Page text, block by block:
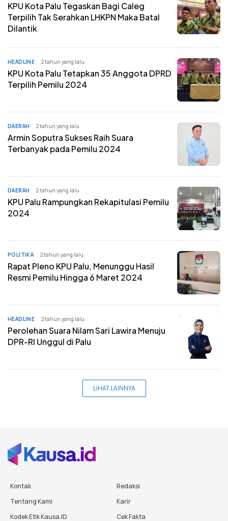
KPU Kota Palu Tegaskan Bagi Caleg
Terpilih Tak Serahkan LHKPN Maka Batal
Dilantik
HEADLINE 2 tahun yang lalu
KPU Kota Palu Tetapkan 35 Anggota DPRD
Terpilih Pemilu 2024
DAERAH 2 tahun yang lalu
Armin Soputra Sukses Raih Suara
Terbanyak pada Pemilu 2024
DAERAH 2 tahun yang lalu
KPU Palu Rampungkan Rekapitulasi Pemilu
2024
POLITIKA 2 tahun yang lalu
Rapat Pleno KPU Palu, Menunggu Hasil
Resmi Pemilu Hingga 6 Maret 2024
HEADLINE 2 tahun yang lalu
Perolehan Suara Nilam Sari Lawira Menuju
DPR-RI Unggul di Palu
LIHAT LAINNYA
Kontak
Redaksi
Tentang Kami
Karir
Kodek Etik Kausa.ID
Cek Fakta